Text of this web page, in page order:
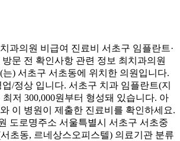
과의원 비급여 진료비 서초구 임플란트·
문 전 확인사항 관련 정보 최치과의원
) 서초구 서초동에 위치한 의원입니다.
/정상 입니다. 서초구 치과 임플란트(지
저 300,000원부터 형성돼 있습니다. 아
이 병원이 제출한 진료비를 확인하세요.
도로명주소 서울특별시 서초구 서초중
서초동, 르네상스오피스텔) 의료기관 분류